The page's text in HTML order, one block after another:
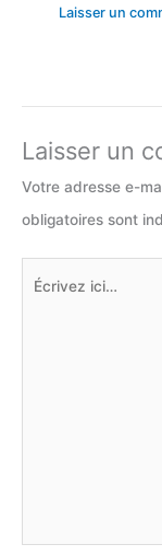
Laisser un
Laisser un
Votre adresse e-
obligatoires sont